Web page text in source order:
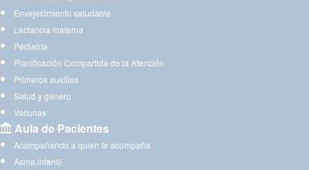
Envejecimiento saludable
Lactancia materna
Pediatría
Planificación Compartida de la Atención
Primeros auxilios
Salud y género
Vacunas
Aula de Pacientes
Acompañando a quien te acompaña
Asma infantil